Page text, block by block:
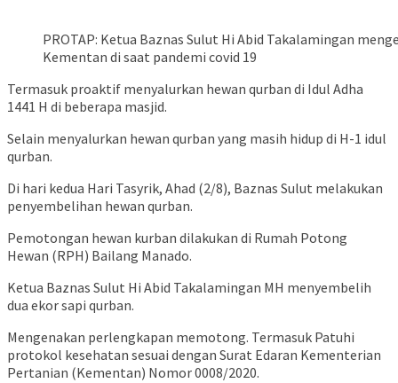
PROTAP: Ketua Baznas Sulut Hi Abid Takalamingan
Kementan di saat pandemi covid 19
Termasuk proaktif menyalurkan hewan qurban di Idul Adha
1441 H di beberapa masjid.
Selain menyalurkan hewan qurban yang masih hidup di H-1 idul
qurban.
Di hari kedua Hari Tasyrik, Ahad (2/8), Baznas Sulut melakukan
penyembelihan hewan qurban.
Pemotongan hewan kurban dilakukan di Rumah Potong
Hewan (RPH) Bailang Manado.
Ketua Baznas Sulut Hi Abid Takalamingan MH menyembelih
dua ekor sapi qurban.
Mengenakan perlengkapan memotong. Termasuk Patuhi
protokol kesehatan sesuai dengan Surat Edaran Kementerian
Pertanian (Kementan) Nomor 0008/2020.